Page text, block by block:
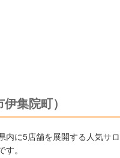
集院町）
内に5店舗を展開する人気サ
す。